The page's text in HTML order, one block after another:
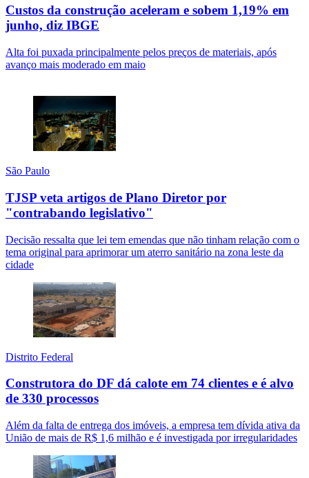
Custos da construção aceleram e sobem 1,19% em
junho, diz IBGE
Alta foi puxada principalmente pelos preços de materiais, após
avanço mais moderado em maio
São Paulo
TJSP veta artigos de Plano Diretor por
"contrabando legislativo"
Decisão ressalta que lei tem emendas que não tinham relação com o
tema original para aprimorar um aterro sanitário na zona leste da
cidade
Distrito Federal
Construtora do DF dá calote em 74 clientes e é alvo
de 330 processos
Além da falta de entrega dos imóveis, a empresa tem dívida ativa da
União de mais de R$ 1,6 milhão e é investigada por irregularidades